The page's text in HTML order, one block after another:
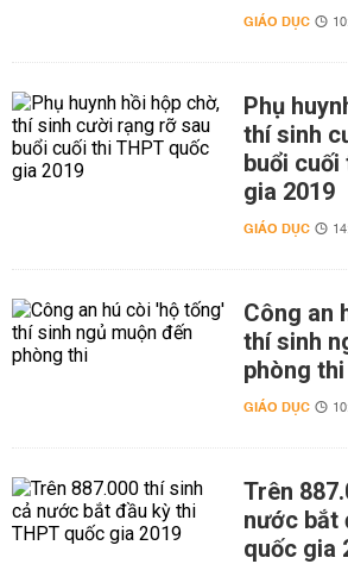
GIÁO DỤC
Phụ
thí sinh
buổi cuối
gia 2019
GIÁO DỤC
Công an
thí sinh
phòng thi
GIÁO DỤC
Trên
nước bắt
quốc gia